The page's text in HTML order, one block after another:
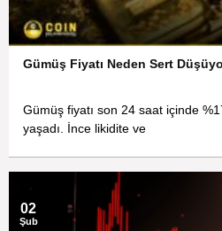
Gümüş Fiyatı Neden Sert
Gümüş fiyatı son 24 saat içinde
yaşadı. İnce likidite ve
02
Şub